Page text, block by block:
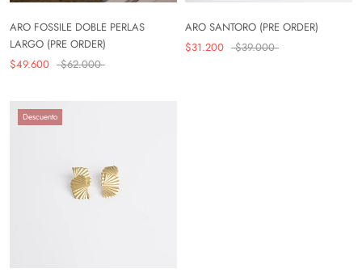
ARO FOSSILE DOBLE PERLAS
LARGO (PRE ORDER)
$49.600
$62.000
ARO SANTORO (PRE ORDER)
$31.200
$39.000
Descuento